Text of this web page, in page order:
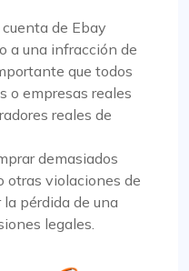
de Ebay
a una infracción de
que todos
o empresas reales
reales de
demasiados
otras violaciones de
pérdida de una
legales.